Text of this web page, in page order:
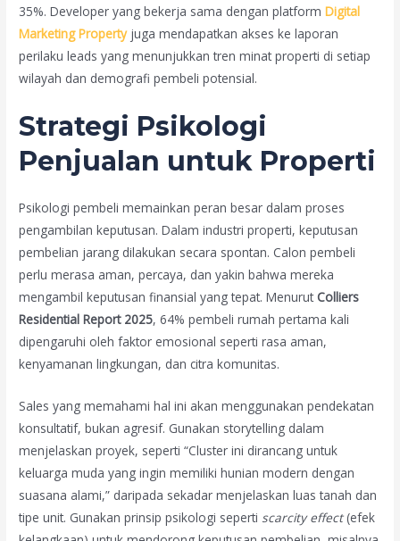
35%. Developer yang bekerja sama dengan platformDigital
Marketing Propertyjuga mendapatkan akses ke laporan
perilaku leads yang menunjukkan tren minat properti di setiap
wilayah dan demografi pembeli potensial.
Strategi Psikologi
Penjualan untuk Properti
Psikologi pembeli memainkan peran besar dalam proses
pengambilan keputusan. Dalam industri properti, keputusan
pembelian jarang dilakukan secara spontan. Calon pembeli
perlu merasa aman, percaya, dan yakin bahwa mereka
mengambil keputusan finansial yang tepat. MenurutColliers
Residential Report 2025, 64% pembeli rumah pertama kali
dipengaruhi oleh faktor emosional seperti rasa aman,
kenyamanan lingkungan, dan citra komunitas.
Sales yang memahami hal ini akan menggunakan pendekatan
konsultatif, bukan agresif. Gunakan storytelling dalam
menjelaskan proyek, seperti “Cluster ini dirancang untuk
keluarga muda yang ingin memiliki hunian modern dengan
suasana alami,” daripada sekadar menjelaskan luas tanah dan
tipe unit. Gunakan prinsip psikologi seperti scarcity effect(efek